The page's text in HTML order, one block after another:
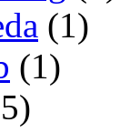
(1)
(1)